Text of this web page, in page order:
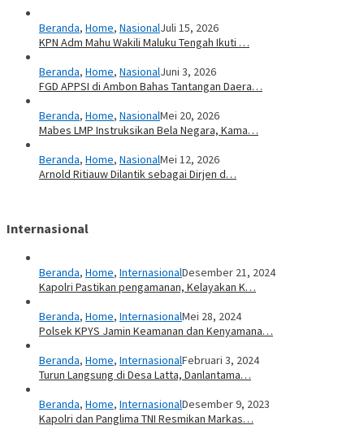
Beranda, Home, NasionalJuli 15, 2026
KPN Adm Mahu Wakili Maluku Tengah Ikuti …
Beranda, Home, NasionalJuni 3, 2026
FGD APPSI di Ambon Bahas Tantangan Daera…
Beranda, Home, NasionalMei 20, 2026
Mabes LMP Instruksikan Bela Negara, Kama…
Beranda, Home, NasionalMei 12, 2026
Arnold Ritiauw Dilantik sebagai Dirjen d…
Internasional
Beranda, Home, InternasionalDesember 21, 2024
Kapolri Pastikan pengamanan, Kelayakan K…
Beranda, Home, InternasionalMei 28, 2024
Polsek KPYS Jamin Keamanan dan Kenyamana…
Beranda, Home, InternasionalFebruari 3, 2024
Turun Langsung di Desa Latta, Danlantama…
Beranda, Home, InternasionalDesember 9, 2023
Kapolri dan Panglima TNI Resmikan Markas…